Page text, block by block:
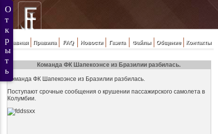
Главная Правила FAQ Новости Газета Файлы Общение Контакты
Команда ФК Шапекоэнсе из Бразилии разбилась.
Команда ФК Шапекоэнсе из Бразилии разбилась.
Поступают срочные сообщения о крушении пассажирского самолета в
Колумбии.